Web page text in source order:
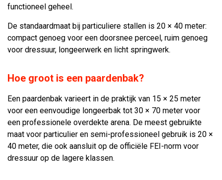
functioneel geheel.
De standaardmaat bij particuliere stallen is 20 × 40 meter:
compact genoeg voor een doorsnee perceel, ruim genoeg
voor dressuur, longeerwerk en licht springwerk.
Hoe groot is een paardenbak?
Een paardenbak varieert in de praktijk van 15 × 25 meter
voor een eenvoudige longeerbak tot 30 × 70 meter voor
een professionele overdekte arena. De meest gebruikte
maat voor particulier en semi-professioneel gebruik is 20 ×
40 meter, die ook aansluit op de officiële FEI-norm voor
dressuur op de lagere klassen.